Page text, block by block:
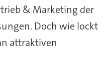
& Marketing der
Doch wie lockt
attraktiven